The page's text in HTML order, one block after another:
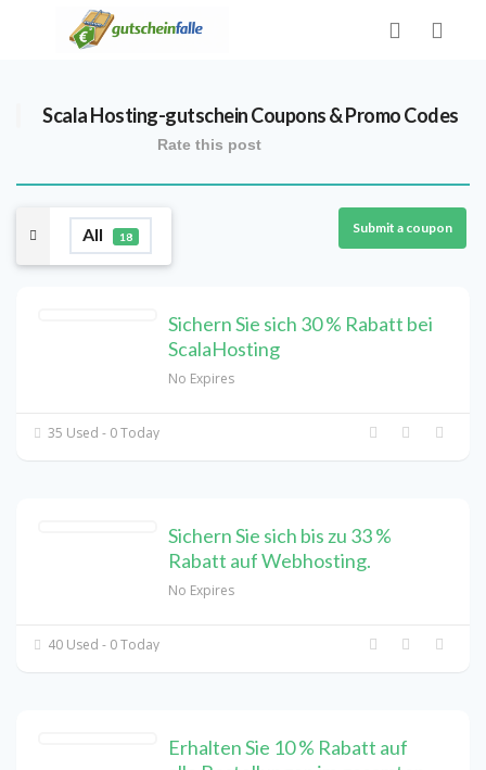
Scala Hosting-gutscheinCoupons & Promo Codes
Rate this post
All 18
Submit a coupon
Sichern Sie sich 30 % Rabatt bei
ScalaHosting
No Expires
35 Used - 0 Today
Sichern Sie sich bis zu 33 %
Rabatt auf Webhosting.
No Expires
40 Used - 0 Today
Erhalten Sie 10 % Rabatt auf